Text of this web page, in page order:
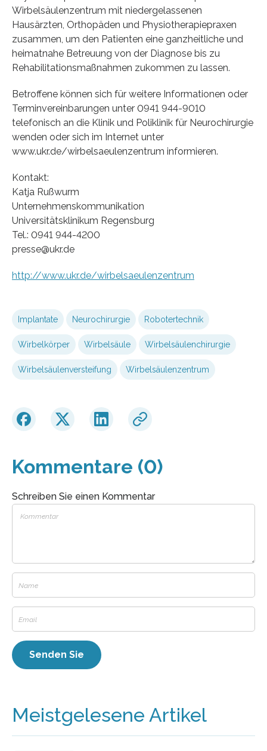
Wirbelsäulenzentrum mit niedergelassenen
Hausärzten, Orthopäden und Physiotherapiepraxen
zusammen, um den Patienten eine ganzheitliche und
heimatnahe Betreuung von der Diagnose bis zu
Rehabilitationsmaßnahmen zukommen zu lassen.
Betroffene können sich für weitere Informationen oder
Terminvereinbarungen unter 0941 944-9010
telefonisch an die Klinik und Poliklinik für Neurochirurgie
wenden oder sich im Internet unter
www.ukr.de/wirbelsaeulenzentrum informieren.
Kontakt:
Katja Rußwurm
Unternehmenskommunikation
Universitätsklinikum Regensburg
Tel.: 0941 944-4200
presse@ukr.de
http://www.ukr.de/wirbelsaeulenzentrum
Implantate Neurochirurgie Robotertechnik
Wirbelkörper Wirbelsäule Wirbelsäulenchirurgie
Wirbelsäulenversteifung Wirbelsäulenzentrum
Kommentare (0)
Schreiben Sie einen Kommentar
Meistgelesene Artikel